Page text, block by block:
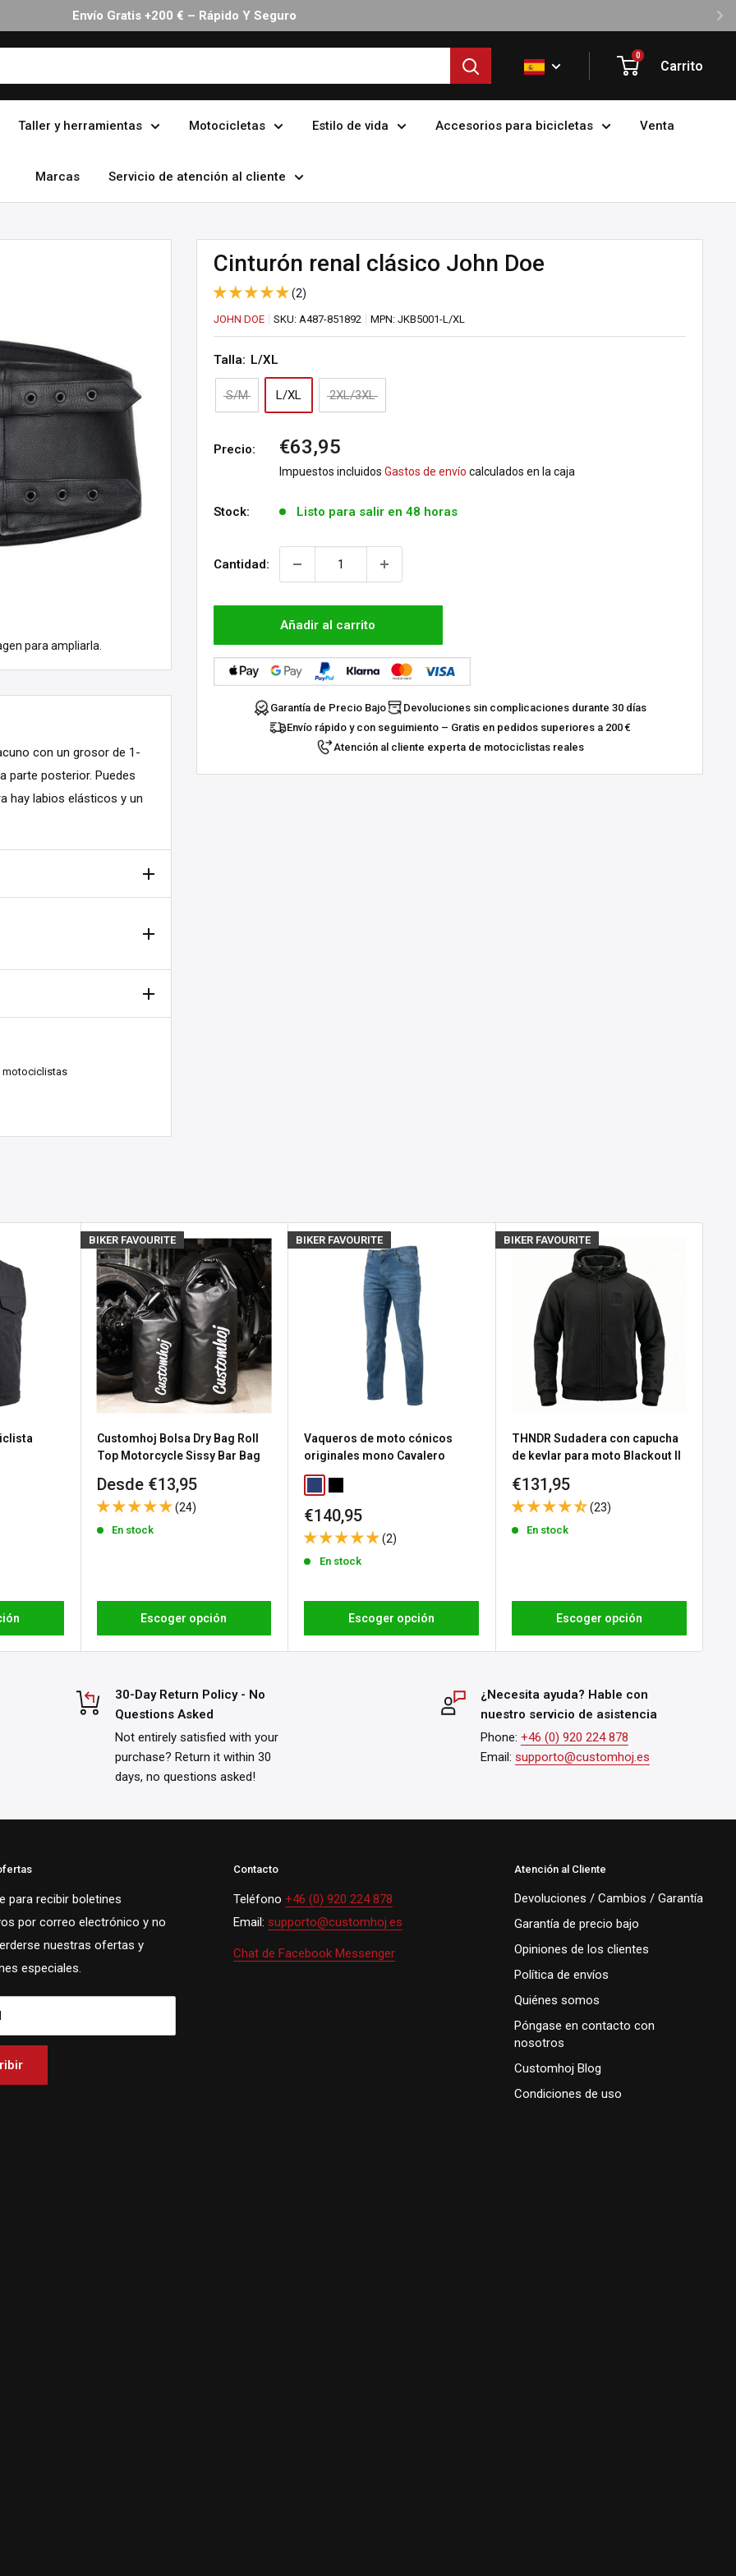
Envío Gratis +200 € – Rápido Y Seguro
0
Carrito
Taller y herramientas Motocicletas Estilo de vida Accesorios para bicicletas Venta
Marcas Servicio de atención al cliente
para ampliarla.
Cinturón renal clásico John Doe
(2)
JOHN DOE SKU: A487-851892 MPN: JKB5001-L/XL
Talla: L/XL
S/M L/XL 2XL/3XL
Precio:
Precio
de
venta
€63,95
Impuestos incluidos Gastos de envío calculados en la caja
Stock: Listo para salir en 48 horas
Cantidad:
Añadir al carrito
Garantía de Precio Bajo
Devoluciones sin complicaciones durante 30 días
Envío rápido y con seguimiento – Gratis en pedidos superiores a 200 €
Atención al cliente experta de motociclistas reales
con un grosor de 1-
parte posterior. Puedes
hay labios elásticos y un
todavía
Suecia. ¡Nos
para obtener
el estado de stock se
porque necesitas
de envío de
productos
motociclistas
BIKER FAVOURITE
Customhoj Bolsa Dry Bag Roll
Top Motorcycle Sissy Bar Bag
Precio
de
venta
Desde €13,95
(24)
En stock
Escoger opción
BIKER FAVOURITE
Vaqueros de moto cónicos
originales mono Cavalero
Precio
de
venta
€140,95
(2)
En stock
Escoger opción
BIKER FAVOURITE
THNDR Sudadera con capucha
de kevlar para moto Blackout II
Precio
de
venta
€131,95
(23)
En stock
Escoger opción
30-Day Return Policy - No
Questions Asked
Not entirely satisfied with your
purchase? Return it within 30
days, no questions asked!
¿Necesita ayuda? Hable con
nuestro servicio de asistencia
Phone: +46 (0) 920 224 878
Email: supporto@customhoj.es
para recibir boletines
por correo electrónico y no
nuestras ofertas y
especiales.
Contacto
Teléfono +46 (0) 920 224 878
Email: supporto@customhoj.es
Chat de Facebook Messenger
Atención al Cliente
Devoluciones / Cambios / Garantía
Garantía de precio bajo
Opiniones de los clientes
Política de envíos
Quiénes somos
Póngase en contacto con
nosotros
Customhoj Blog
Condiciones de uso